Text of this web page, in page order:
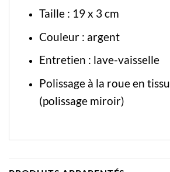
Taille : 19 x 3 cm
Couleur : argent
Entretien : lave-vaisselle
Polissage à la roue en
(polissage miroir)